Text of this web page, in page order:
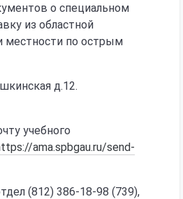
о специальном
из областной
местности по острым
д.12.
учебного
ama.spbgau.ru/send-
(812) 386-18-98 (739),